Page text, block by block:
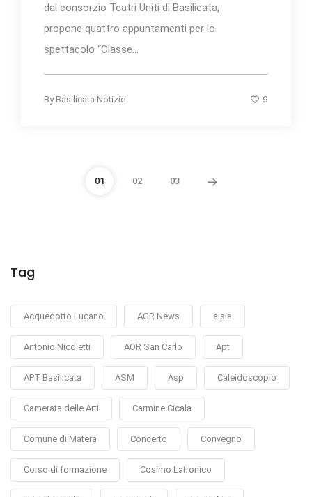
dal consorzio Teatri Uniti di Basilicata,
propone quattro appuntamenti per lo
spettacolo “Classe...
By Basilicata Notizie 9
01 02 03
Tag
Acquedotto Lucano AGR News alsia
Antonio Nicoletti AOR San Carlo Apt
APT Basilicata ASM Asp Caleidoscopio
Camerata delle Arti Carmine Cicala
Comune di Matera Concerto Convegno
Corso di formazione Cosimo Latronico